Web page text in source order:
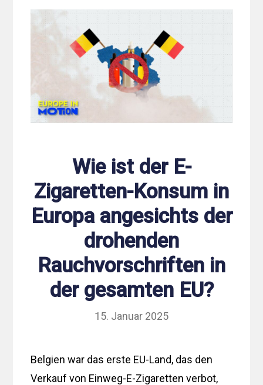
Wie ist der E-
Zigaretten-Konsum in
Europa angesichts der
drohenden
Rauchvorschriften in
der gesamten EU?
15. Januar 2025
Belgien war das erste EU-Land, das den
Verkauf von Einweg-E-Zigaretten verbot,